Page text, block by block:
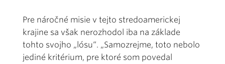
Pre náročné misie v tejto stredoamerickej
krajine sa však nerozhodol iba na základe
tohto svojho „lósu“. „Samozrejme, toto nebolo
jediné kritérium, pre ktoré som povedal